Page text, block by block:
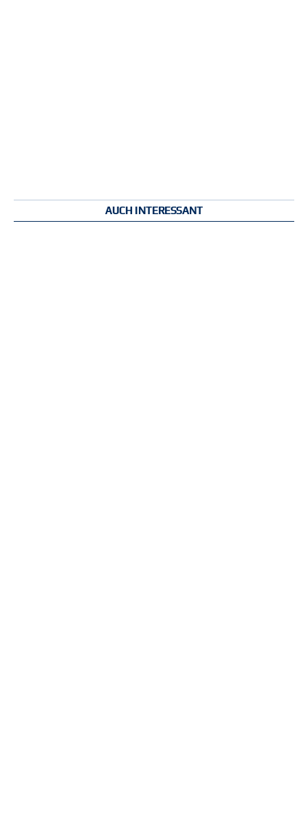
AUCH INTERESSANT